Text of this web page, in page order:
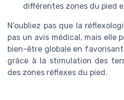
différentes zones du pied
N’oubliez pas que la
pas un avis médical, mais elle
bien-être globale en
grâce à la stimulation des
des zones réflexes du pied.